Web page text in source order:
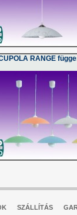
RANGE
SZÁLLÍTÁS